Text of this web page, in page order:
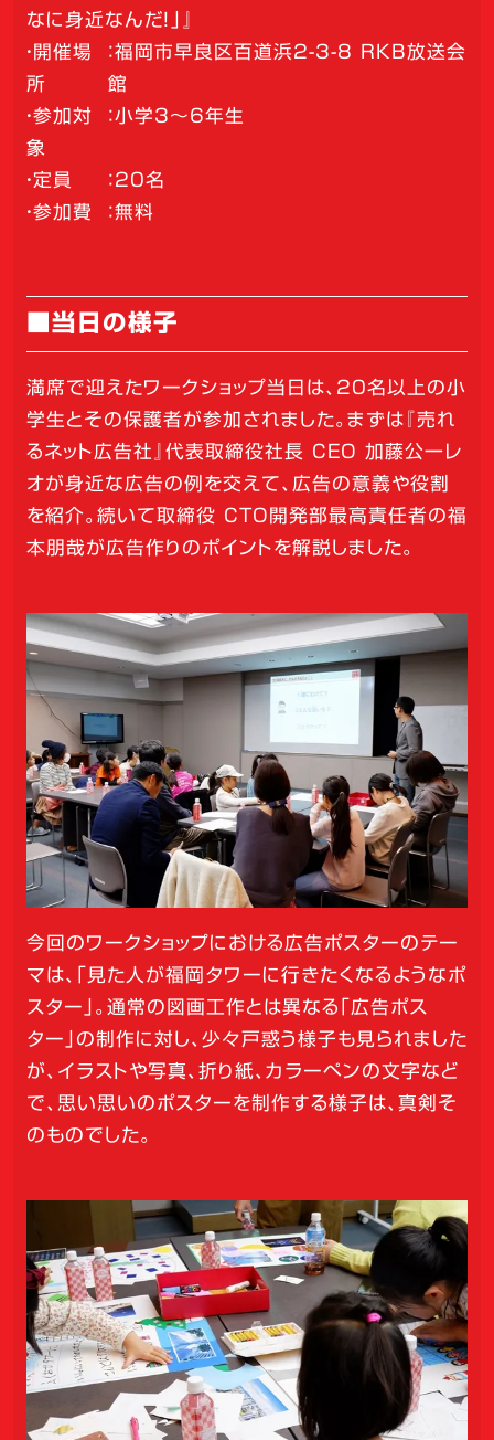
なに身近なんだ！」』
・開催場
所
：福岡市早良区百道浜2-3-8 RKB放送会
館
・参加対
象
：小学3～6年生
・定員
：20名
・参加費
：無料
■当日の様子
満席で迎えたワークショップ当日は、20名以上の小
学生とその保護者が参加されました。まずは『売れ
るネット広告社』代表取締役社長 CEO 加藤公一レ
オが身近な広告の例を交えて、広告の意義や役割
を紹介。続いて取締役 CTO開発部最高責任者の福
本朋哉が広告作りのポイントを解説しました。
今回のワークショップにおける広告ポスターのテー
マは、「見た人が福岡タワーに行きたくなるようなポ
スター」。通常の図画工作とは異なる「広告ポス
ター」の制作に対し、少々戸惑う様子も見られました
が、イラストや写真、折り紙、カラーペンの文字など
で、思い思いのポスターを制作する様子は、真剣そ
のものでした。